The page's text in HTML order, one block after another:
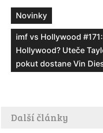
Novinky
imf vs Hollywood
Hollywood? Uteče
pokut dostane Vin
Další články